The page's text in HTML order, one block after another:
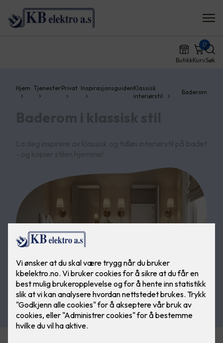
ButikkKurv
0
Søk
Hjem TjenesterPrivat InspirasjonsguidenKlassisk
interiørstil
Baderom